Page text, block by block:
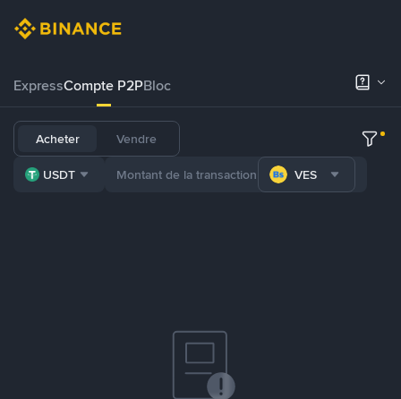
ExpressCompte P2PBloc
Acheter Vendre
USDT VES